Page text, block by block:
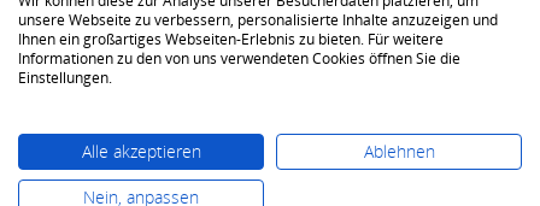
Shops mit dem Excellent Shop Award stehen seit mehr als 5,
10, 15 oder 20 Jahren für ein sicheres und angenehmes
Einkaufserlebnis.
Echte Verlässlichkeit
Jede Bestellung ist durch den Trusted Shops Käuferschutz
abgesichert und es gelten strenge Kriterien zum Schutz
persönlicher Daten.
unsere Webseite zu verbessern, personalisierte Inhalte anzuzeigen und
Ihnen ein großartiges Webseiten-Erlebnis zu bieten. Für weitere
Informationen zu den von uns verwendeten Cookies öffnen Sie die
Einstellungen.
Alle akzeptieren
Ablehnen
Nein, anpassen